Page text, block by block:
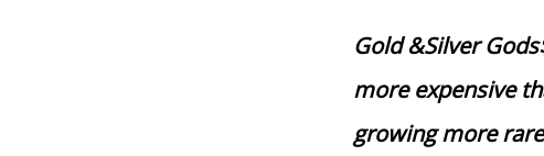
Gold &Silver
more expensive
growing more